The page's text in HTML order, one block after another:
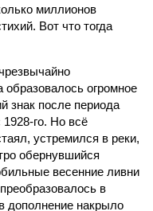
миллионов
Вот что тогда
образовалось огромное
знак после периода
го. Но всё
устремился в реки,
обернувшийся
весенние ливни
в
дополнение накрыло